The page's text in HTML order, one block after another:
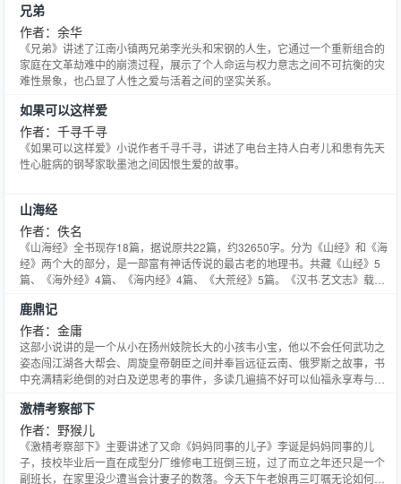
妈留给他唯一的遗物，才能获得治愈药剂。 江与白穿着奢华高定捂着鼻子翻了
一夜垃圾堆，找到遗物的时候已经灰头土脸，最后路边热心市民以为他是乞
丐，给了他一个馒头。 系统：立刻吻主角10下，才能获得治愈药剂。 终于忍
耐不下去的江与白冷笑：这病别治了，我给他一拳让他直接安乐吧。
——————每个世界小目录在此—————— 娱乐圈【寡言多疑厌食症影帝
攻x著名花瓶流量小生受】√ 星际【残疾阴郁帝国将军攻x精神力强大医生受】
进行中 现代都市【失眠症霸道总裁攻xASMR助眠网红主播受】 更多世界待开
发中。 入坑指南：1、披着治病的外皮，实际上是篇逆袭打脸苏爽微沙雕风甜
文~主线恋爱，辅线打脸虐渣重回巅峰。 2、各种身心残废的强大攻x貌美武力
值爆表小天使受，受就是攻的救赎，无论是身体上还有心灵上。攻从始至终都
是一个人，全文1v1甜宠不动摇。 3、每晚21点日更，特殊情况会提前请假，
苏爽星际小甜饼《和流量明星合约结婚了》开始连载啦，喜欢的可以进我作者
专栏先点点收藏！~ 爱你们么么哒=3= 文案： 天才科学家霍砚执，尚未成年就
创造了联邦唯一一架SSS级机甲，20岁时，名字已被写进联邦历史教科书。 但
这位天才科学家，有一个不为人知的秘密——他是流量巨星盛齐的资深骨灰
粉。 突如其来的一纸婚约，霍砚执和盛齐被拉到了一起。 一时间，身边的朋友
全部炸锅，亲朋好友个个好奇得要命。 被摁头结婚的盛齐对这位天才少年嫌弃
得要命，面对好友的质问，他冷漠地回应： 父母之命媒妁之言，没感情，再问
自杀。 一年后—— 记者：传闻你们是合约结婚，您很讨厌您的法定伴侣？ 盛
齐：你哪家报社的？造谣诽谤了解一下？ 记者：您能描述一下您的另一半吗？
以您如今在娱乐圈的地位，是否会觉得他配不起你？ 盛齐：那架悬浮车，我家
砚执研发的！那台机甲，我家砚执拿了全星际的奖，还有联邦历史教科书你知
道吗？我家砚执在上面有 霍砚执（脸爆红）：行了你快闭嘴！ 本文又名《和自
《如何假装结婚对象不是自己爱豆》 入坑指南： 1、打脸真香狼狗流量巨星攻
vs逻辑十级老干部科学家粉丝受 两个八竿子打不着、生活习惯完全相反的人，
因为一纸婚姻绑在一起，不由自主被彼此吸引、 慢慢靠近的故事。 2、十分后
期的时候有包子情节，不是攻受自己生，高科技解决一切烦恼。应该不影响观
看，但还是先排个雷。 —————————— 最后断头推荐一下基友的连载文
我，我就不由得怨恨起上帝，为何不将我生得更加美丽、更加讨哥哥欢心，让
他的目光能在我身上多做停留。而今晚，我的梦想终于实现了，沐浴在哥哥肆
无忌惮的注视中，我的体内涌起莫名的悸动
兄弟
作者：余华
《兄弟》讲述了江南小镇两兄弟李光头和宋钢的人生，它通过一个重新组合的
家庭在文革劫难中的崩溃过程，展示了个人命运与权力意志之间不可抗衡的灾
难性景象，也凸显了人性之爱与活着之间的坚实关系。
如果可以这样爱
作者：千寻千寻
《如果可以这样爱》小说作者千寻千寻，讲述了电台主持人白考儿和患有先天
性心脏病的钢琴家耿墨池之间因恨生爱的故事。
山海经
作者：佚名
《山海经》全书现存18篇，据说原共22篇，约32650字。分为《山经》和《海
经》两个大的部分，是一部富有神话传说的最古老的地理书。共藏《山经》5
篇、《海外经》4篇、《海内经》4篇、《大荒经》5篇。《汉书·艺文志》载此
汉刘向父子校书时所增加的。全书内容，以《山经》5篇和《海外经》4篇作为
一组；《海内经》4篇作为一组；而《大荒经》4篇以及书末《海内经》1篇又
作为一组。每组的组织结构，自具首尾，前后贯串，有纲有目。《山经》的一
组，依南、西、北、东、中的方位次序分篇，每篇又分若干节，前一节和后一
节又用有关联的语句相承接，使篇节间的关系表现的非常清楚。《山经》主要
载海外各国的奇异风貌；《海内经》主要记载海内的神奇事物；《大荒经》主
要记载了与黄帝、女娲和大禹等有关的许多重要神话资料。反映了中华民族的
英雄气概。
鹿鼎记
作者：金庸
这部小说讲的是一个从小在扬州妓院长大的小孩韦小宝，他以不会任何武功之
姿态闯江湖各大帮会、周旋皇帝朝臣之间并奉旨远征云南、俄罗斯之故事，书
中充满精彩绝倒的对白及逆思考的事件，多读几遍搞不好可以仙福永享寿与天
钦命大臣、帮会堂主、和尚、甚至七个美女的共同老公这些职务上胜任愉快。
这样得人挑战了真实的人性，说明武功和权力不是这世上唯一可取之道，并大
大推翻前面几部那样摧心裂肺的爱情观念，来了个七美大团圆，人人都有奖！
金庸先生将韦小宝的个人经历与历史密密切合，大玩历史哈哈镜的手法，令人
赞叹，几乎信以为真，而小宝的做人方法及毫不留情的揭出人生各阶层黑暗面
激棈考察部下
作者：野猴儿
《激棈考察部下》主要讲述了又命《妈妈同事的儿子》李诞是妈妈同事的儿
子，技校毕业后一直在成型分厂维修电工班倒三班，过了而立之年还只是一个
副班长，在家里没少遭当会计妻子的数落。今天下午老娘再三叮嘱无论如何要